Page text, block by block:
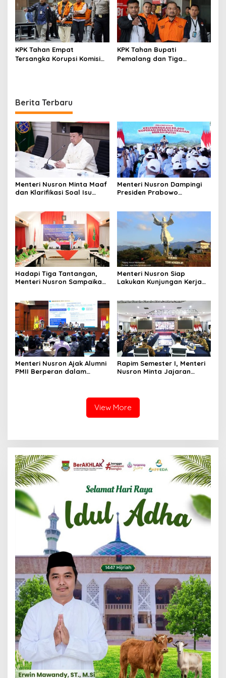
KPK Tahan Empat
Tersangka Korupsi Komisi
KPK Tahan Bupati
Pemalang dan Tiga
Berita Terbaru
Menteri Nusron Minta Maaf
dan Klarifikasi Soal Isu
Menteri Nusron Dampingi
Presiden Prabowo
Hadapi Tiga Tantangan,
Menteri Nusron Sampaikan
Kanwil BPN Provinsi Sulut
Menteri Nusron Siap
Lakukan Kunjungan Kerja
Sektor
Menteri Nusron Ajak Alumni
PMII Berperan dalam
Rapim Semester I, Menteri
Nusron Minta Jajaran
View More